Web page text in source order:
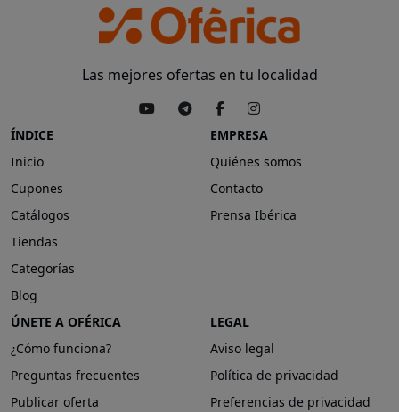
Las mejores ofertas en tu localidad
ÍNDICE
Inicio
Cupones
Catálogos
Tiendas
Categorías
Blog
EMPRESA
Quiénes somos
Contacto
Prensa Ibérica
ÚNETE A OFÉRICA
¿Cómo funciona?
Preguntas frecuentes
Publicar oferta
LEGAL
Aviso legal
Política de privacidad
Preferencias de privacidad